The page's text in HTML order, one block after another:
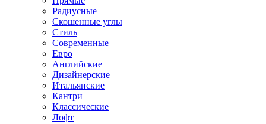
Радиусные
Скошенные углы
Стиль
Современные
Евро
Английские
Дизайнерские
Итальянские
Кантри
Классические
Лофт